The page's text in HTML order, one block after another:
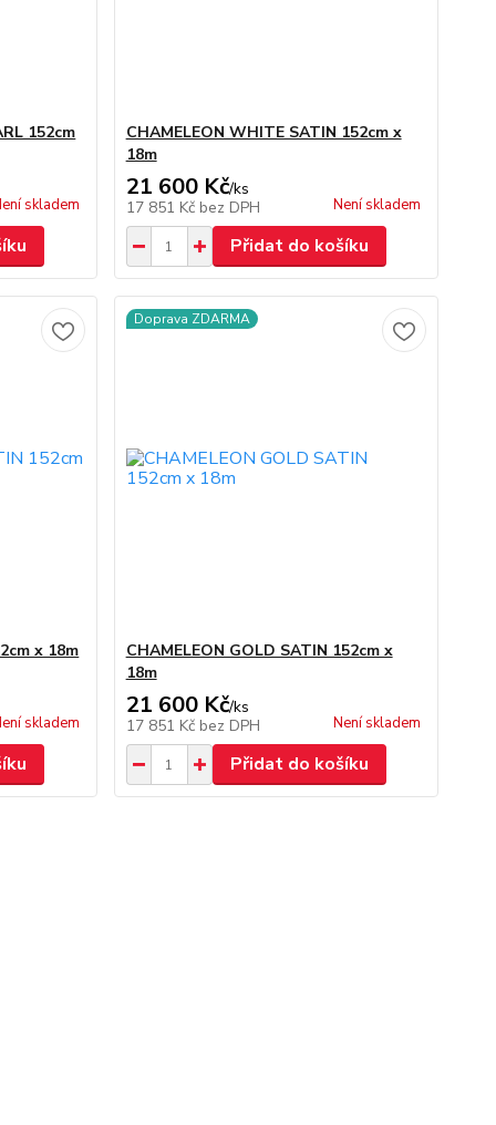
152cm
skladem
CHAMELEON WHITE SATIN 152cm x
18m
21 600 Kč/ks
17 851 Kč bez DPH Není skladem
Přidat do košíku
x 18m
skladem
Doprava ZDARMA
CHAMELEON GOLD SATIN 152cm x
18m
21 600 Kč/ks
17 851 Kč bez DPH Není skladem
Přidat do košíku